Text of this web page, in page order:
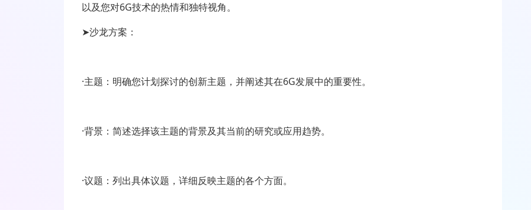
以及您对6G技术的热情和独特视角。
➤沙龙方案：
·主题：明确您计划探讨的创新主题，并阐述其在6G发展中的重要性。
·背景：简述选择该主题的背景及其当前的研究或应用趋势。
·议题：列出具体议题，详细反映主题的各个方面。